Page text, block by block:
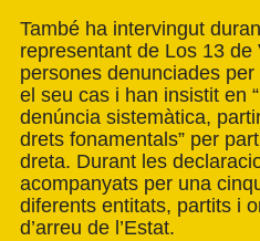
També ha intervingut
representant de Los 13
persones denunciades
el seu cas i han insistit en
denúncia sistemàtica,
drets fonamentals” per
dreta. Durant les
acompanyats per una
diferents entitats, partits i
d’arreu de l’Estat.